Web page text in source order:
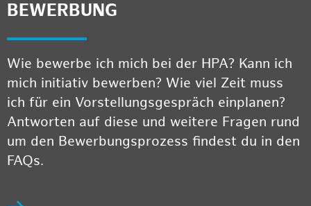
BEWERBUNG
Wie bewerbe ich mich bei der HPA? Kann ich
mich initiativ bewerben? Wie viel Zeit muss
ich für ein Vorstellungsgespräch einplanen?
Antworten auf diese und weitere Fragen rund
um den Bewerbungsprozess findest du in den
FAQs.